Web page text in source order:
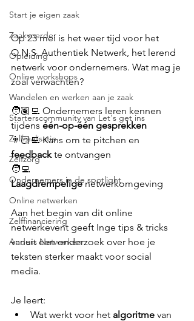
Start je eigen zaak
Zaakvoerder
Opleiding
Online workshops
Wandelen en werken aan je zaak
Starterscommunity van Let's get ins
Zelfrealisatie
Zelfzorg
Ondernemers in de spotlight
Online netwerken
Zelffinanciering
Anders Netwerken
Op 23 mei is het weer tijd voor het
O.N.S. Authentiek Netwerk, het lerend
netwerk voor ondernemers. Wat mag je
zoal verwachten?
🧑🏽‍💻 Ondernemers leren kennen
tijdens één-op-één gesprekken
👨🏻‍💻 Kans om te pitchen en
feedback te ontvangen
🧑‍💻
Laagdrempelige netwerkomgeving
Aan het begin van dit online
netwerkevent geeft Inge tips & tricks
vanuit een onderzoek over hoe je
teksten sterker maakt voor social
media.
Je leert:
Wat werkt voor het algoritme van